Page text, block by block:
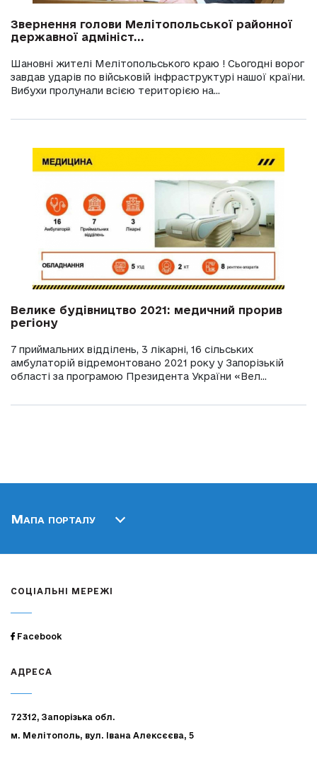
Звернення голови Мелітопольської районної
державної адмініст...
Шановні жителі Мелітопольського краю ! Сьогодні ворог
завдав ударів по військовій інфраструктурі нашої країни.
Вибухи пролунали всією територією на...
Велике будівництво 2021: медичний прорив
регіону
7 приймальних відділень, 3 лікарні, 16 сільських
амбулаторій відремонтовано 2021 року у Запорізькій
області за програмою Президента України «Вел...
Мапа порталу
СОЦІАЛЬНІ МЕРЕЖІ
Facebook
АДРЕСА
72312, Запорізька обл.
м. Мелітополь, вул. Івана Алексєєва, 5